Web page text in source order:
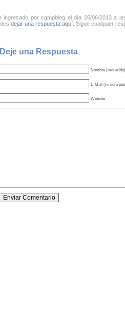
ingresado por cgmpblog el día 26/06/2013 a
dejar una respuesta aquí. Sigue cualquier
Deje una Respuesta
Nombre (requerido)
E-Mail (no será
Website